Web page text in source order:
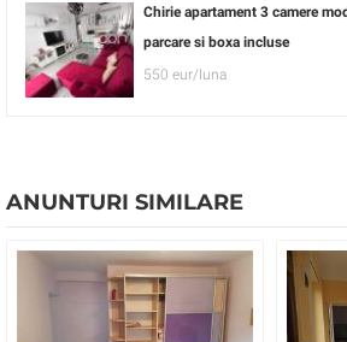
Chirie apartament 3 camere
parcare si boxa incluse
550 eur/luna
ANUNTURI SIMILARE